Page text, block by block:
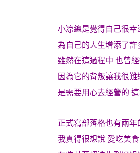
小凉總是覺得自己很幸
為自己的人生增添了許
雖然在這過程中 也曾
因為它的背叛讓我很
是需要用心去經營的
正式寫部落格也有兩
我真得很想說 愛吃美